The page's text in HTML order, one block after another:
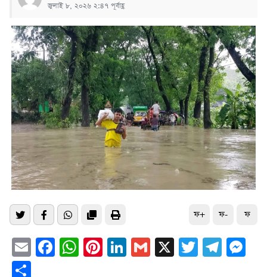
জুলাই ৮, ২০২৬ ২:৪৭ পূর্বাহ্ণ
ফ+ ফ- ফ
EmailFacebook
WhatsApp
Pinterest
LinkedIn
Gmail
X Twitter